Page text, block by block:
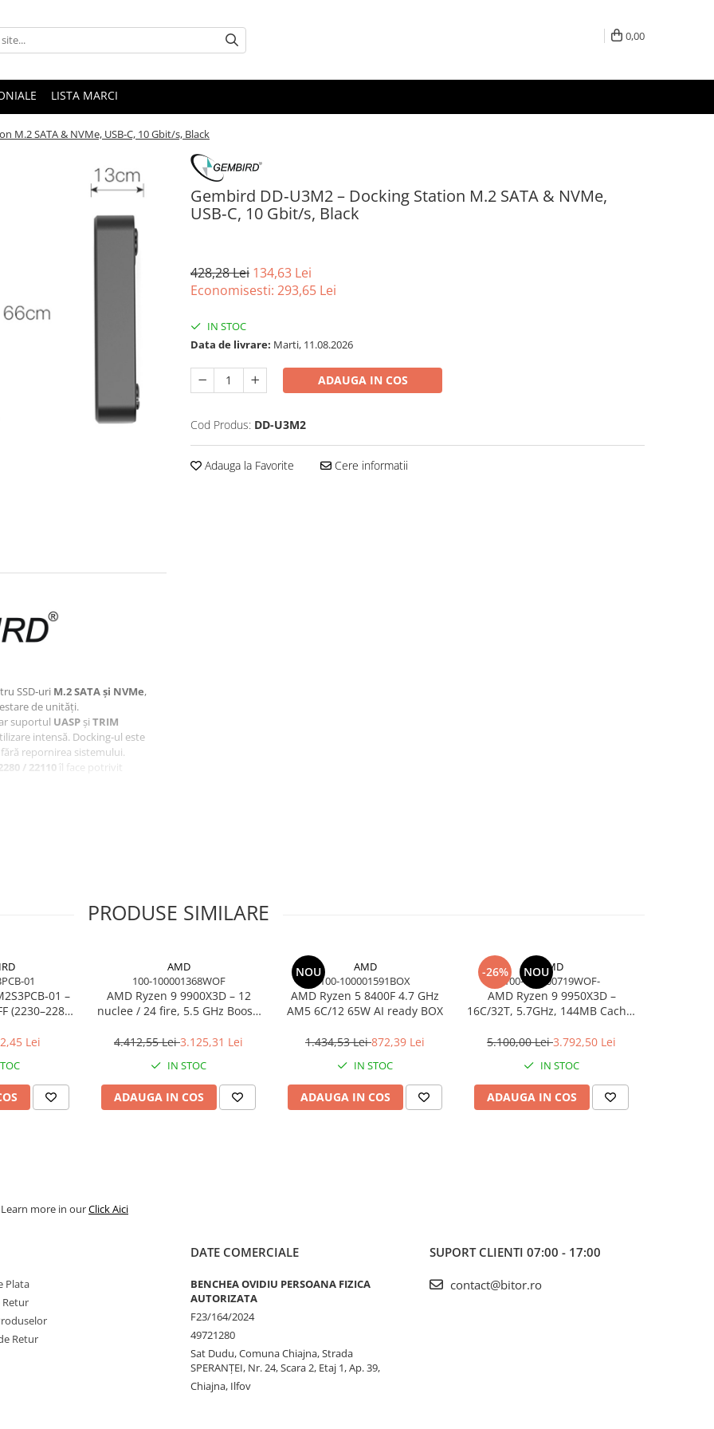
0,00
LISTA MARCI
M.2 SATA & NVMe, USB‑C, 10 Gbit/s, Black
Gembird DD‑U3M2 – Docking Station M.2 SATA & NVMe,
USB‑C, 10 Gbit/s, Black
428,28 Lei 134,63 Lei
Economisesti: 293,65 Lei
IN STOC
Data de livrare: Marti, 11.08.2026
ADAUGA IN COS
Cod Produs: DD-U3M2
Adauga la Favorite Cere informatii
SSD‑uri M.2 SATA și NVMe,
de unități.
suportul UASP și TRIM
intensă. Docking‑ul este
repornirea sistemului.
/ 22110 îl face potrivit
service, upgrade‑uri și
PRODUSE SIMILARE
01
–
(2230–2280)
Lei
AMD
100-100001368WOF
AMD Ryzen 9 9900X3D – 12
nuclee / 24 fire, 5.5 GHz Boost,
4.412,55 Lei3.125,31 Lei
IN STOC
ADAUGA IN COS
NOU
AMD
100-100001591BOX
AMD Ryzen 5 8400F 4.7 GHz
AM5 6C/12 65W AI ready BOX
1.434,53 Lei872,39 Lei
IN STOC
ADAUGA IN COS
-26% NOUAMD
100-100000719WOF-
AMD Ryzen 9 9950X3D –
16C/32T, 5.7GHz, 144MB Cache,
5.100,00 Lei3.792,50 Lei
IN STOC
ADAUGA IN COS
more in ourClick Aici
Plata
Retur
Retur
DATE COMERCIALE
BENCHEA OVIDIU PERSOANA FIZICA
AUTORIZATA
F23/164/2024
49721280
Sat Dudu, Comuna Chiajna, Strada
SPERANŢEI, Nr. 24, Scara 2, Etaj 1, Ap. 39,
Chiajna, Ilfov
SUPORT CLIENTI 07:00 - 17:00
contact@bitor.ro